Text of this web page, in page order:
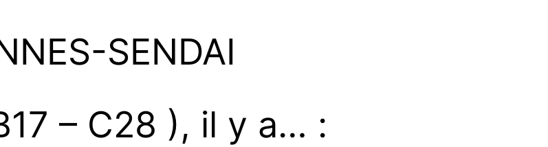
SENDAI
– C28 ), il y a… :